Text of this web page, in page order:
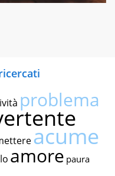
problema
acume
amore paura